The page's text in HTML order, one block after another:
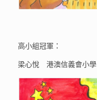
高小組冠軍：
梁心悅 港澳信義會小學